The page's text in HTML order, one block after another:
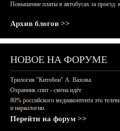
Повышение платы в автобусах за проезд:
Архив блогов >>
НОВОЕ НА ФОРУМЕ
Трилогия "Китобои" А. Вахова.
Охранник спит - смена идёт
80% российского медиаконтента это
и наркологии.
Перейти на форум >>